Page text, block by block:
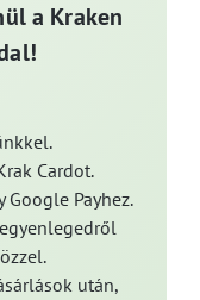
a Kraken
Cardot.
Google Payhez.
után,